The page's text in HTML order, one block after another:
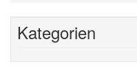
Kategorien